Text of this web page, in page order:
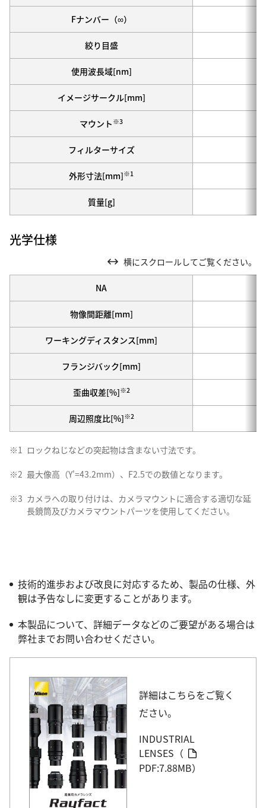
Fナンバー（∞）
絞り目盛
使用波長域[nm]
イメージサークル[mm]
マウント ※3
フィルターサイズ
外形寸法[mm]※1
質量[g]
光学仕様
横にスクロールしてご覧ください。
NA
物像間距離[mm]
ワーキングディスタンス[mm]
フランジバック[mm]
歪曲収差[%]※2
周辺照度比[%]※2
※1 ロックねじなどの突起物は含まない寸法です。
※2 最大像高（Y'=43.2mm）、F2.5での数値となります。
※3 カメラへの取り付けは、カメラマウントに適合する適切な延
長鏡筒及びカメラマウントパーツを使用してください。
技術的進歩および改良に対応するため、製品の仕様、外
観は予告なしに変更することがあります。
本製品について、詳細データなどのご要望がある場合は
弊社までお問い合わせください。
詳細はこちらをご覧く
ださい。
INDUSTRIAL
LENSES（
PDF:7.88MB）